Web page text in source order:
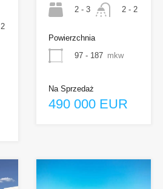
2 - 3
2 - 2
Powierzchnia
97 - 187 mkw
Na Sprzedaż
490 000 EUR